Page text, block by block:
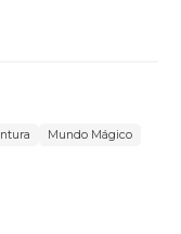
Mundo Mágico